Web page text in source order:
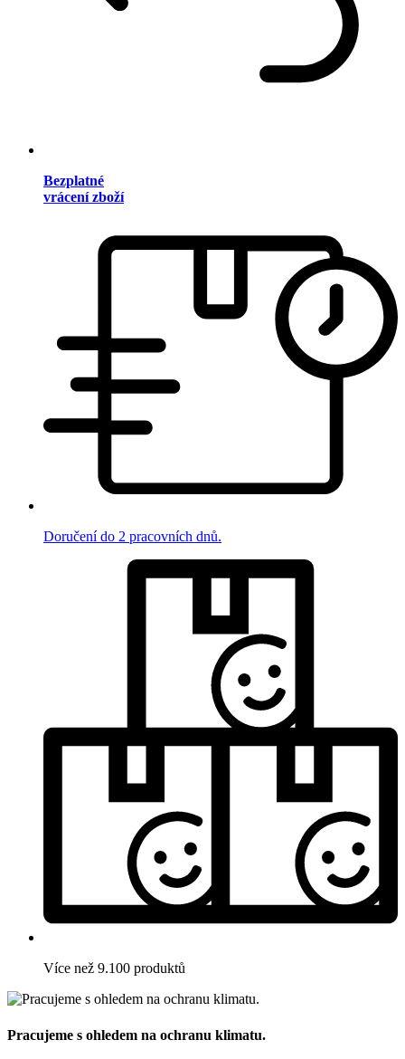
Bezplatné
vrácení zboží
Doručení do 2 pracovních dnů.
Více než 9.100 produktů
Pracujeme s ohledem na ochranu klimatu.